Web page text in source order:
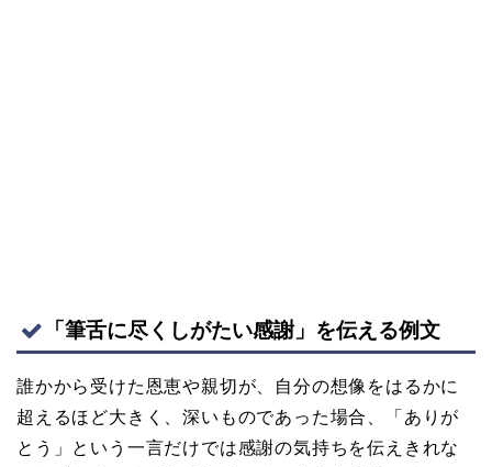
「筆舌に尽くしがたい感謝」を伝える例文
誰かから受けた恩恵や親切が、自分の想像をはるかに
超えるほど大きく、深いものであった場合、「ありが
とう」という一言だけでは感謝の気持ちを伝えきれな